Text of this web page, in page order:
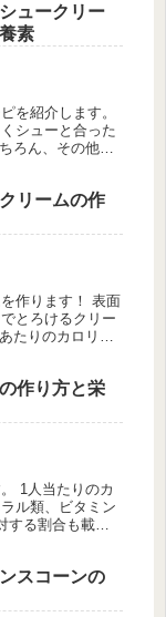
ュークリー
素
を紹介します。
シューと合った
ろん、その他主
リームの作
作ります！ 表面
とろけるクリー
たりのカロリー
作り方と栄
ル類、ビタミン
る割合も載せ
スコーンの